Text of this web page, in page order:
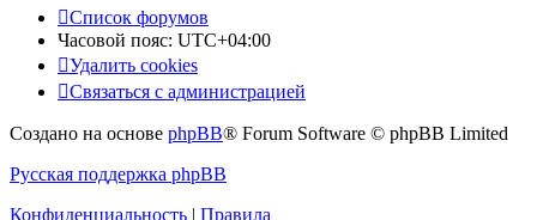
Список форумов
Часовой пояс: UTC+04:00
Удалить cookies
Связаться с администрацией
Создано на основе phpBB® Forum Software © phpBB Limited
Русская поддержка phpBB
Конфиденциальность | Правила